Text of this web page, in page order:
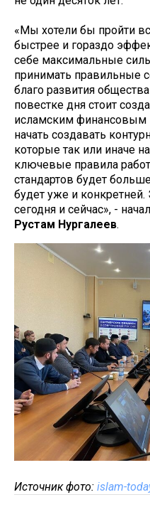
«Мы хотели бы пройти
быстрее и гораздо
себе максимальные
принимать правильные
благо развития
повестке дня стоит
исламским финансовым
начать создавать
которые так или иначе
ключевые правила
стандартов будет
будет уже и конкретней.
сегодня и сейчас», -
Рустам Нургалеев.
Источник фото: islam-